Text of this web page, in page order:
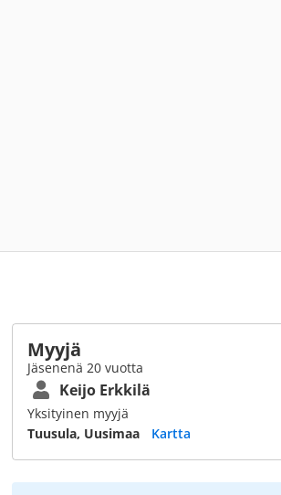
Myyjä
Jäsenenä 20 vuotta
Keijo Erkkilä
Yksityinen myyjä
Tuusula, Uusimaa
Kartta